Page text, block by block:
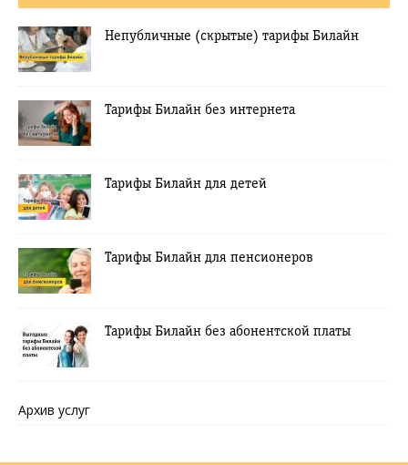
Непубличные (скрытые) тарифы Билайн
Тарифы Билайн без интернета
Тарифы Билайн для детей
Тарифы Билайн для пенсионеров
Тарифы Билайн без абонентской платы
Архив услуг